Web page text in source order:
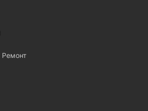
Ремонт